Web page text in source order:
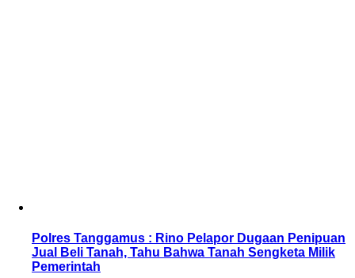
Polres Tanggamus : Rino Pelapor Dugaan Penipuan
Jual Beli Tanah, Tahu Bahwa Tanah Sengketa Milik
Pemerintah